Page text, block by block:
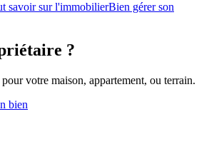
savoir sur l'immobilierBien gérer son
?
votre maison, appartement, ou terrain.
bien